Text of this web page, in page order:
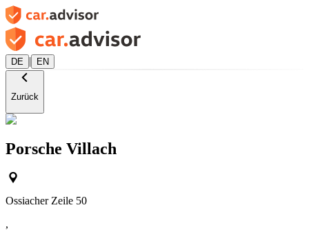
DE | EN
Zurück
Porsche Villach
Ossiacher Zeile 50
,